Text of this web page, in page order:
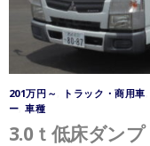
201万円～ トラック・商用車
ー ,車種
3.0ｔ低床ダンプ